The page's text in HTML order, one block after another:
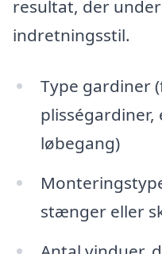
resultat, der
indretningsstil.
Type gardiner
løbegang)
stænger eller